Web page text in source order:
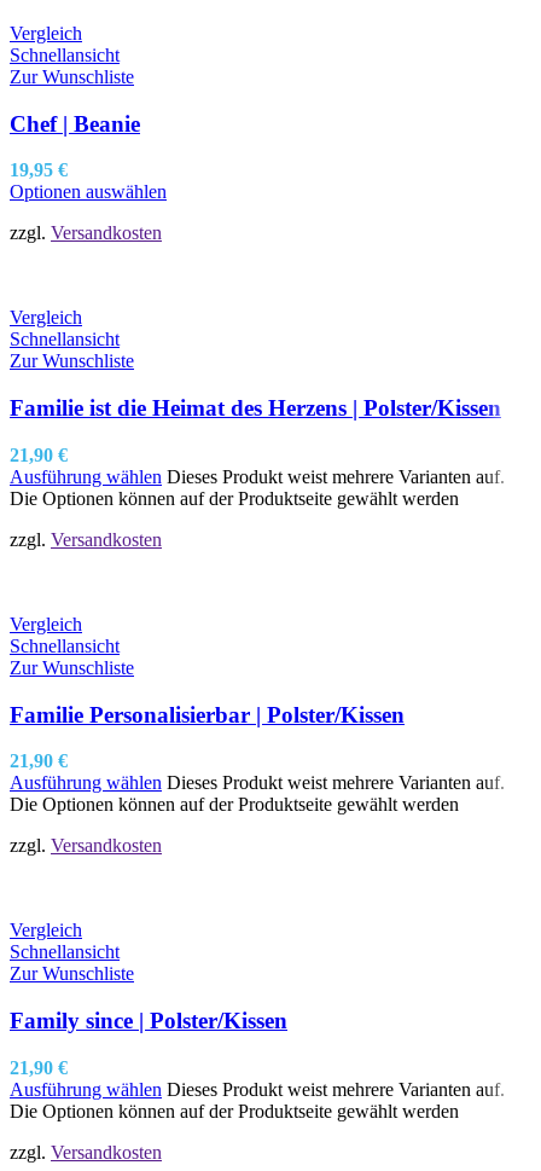
Vergleich
Schnellansicht
Zur Wunschliste
Chef | Beanie
19,95 €
Optionen auswählen
zzgl. Versandkosten
Vergleich
Schnellansicht
Zur Wunschliste
Familie ist die Heimat des Herzens | Polster/Kissen
21,90 €
Ausführung wählen Dieses Produkt weist mehrere Varianten auf.
Die Optionen können auf der Produktseite gewählt werden
zzgl. Versandkosten
Vergleich
Schnellansicht
Zur Wunschliste
Familie Personalisierbar | Polster/Kissen
21,90 €
Ausführung wählen Dieses Produkt weist mehrere Varianten auf.
Die Optionen können auf der Produktseite gewählt werden
zzgl. Versandkosten
Vergleich
Schnellansicht
Zur Wunschliste
Family since | Polster/Kissen
21,90 €
Ausführung wählen Dieses Produkt weist mehrere Varianten auf.
Die Optionen können auf der Produktseite gewählt werden
zzgl. Versandkosten